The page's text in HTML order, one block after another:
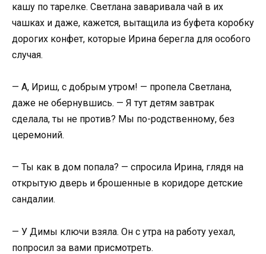
кашу по тарелке. Светлана заваривала чай в их
чашках и даже, кажется, вытащила из буфета коробку
дорогих конфет, которые Ирина берегла для особого
случая.
— А, Ириш, с добрым утром! — пропела Светлана,
даже не обернувшись. — Я тут детям завтрак
сделала, ты не против? Мы по-родственному, без
церемоний.
— Ты как в дом попала? — спросила Ирина, глядя на
открытую дверь и брошенные в коридоре детские
сандалии.
— У Димы ключи взяла. Он с утра на работу уехал,
попросил за вами присмотреть.